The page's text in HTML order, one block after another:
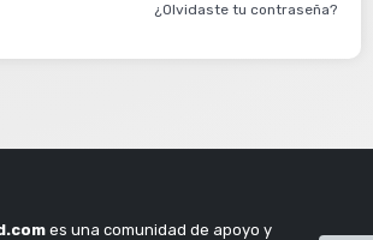
¿Olvidaste tu contraseña?
es una comunidad de apoyo y